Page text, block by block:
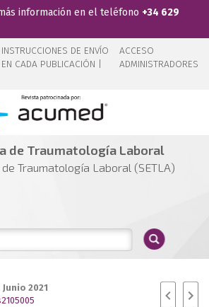
información en el teléfono +34 629
INSTRUCCIONES DE ENVÍO
EN CADA PUBLICACIÓN |
ACCESO
ADMINISTRADORES
de Traumatología Laboral
Traumatología Laboral (SETLA)
2021